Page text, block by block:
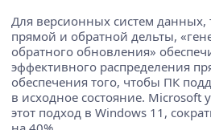
Для версионных систем
прямой и обратной дельты,
обратного обновления»
эффективного распределения
обеспечения того, чтобы ПК
в исходное состояние.
этот подход в Windows 11,